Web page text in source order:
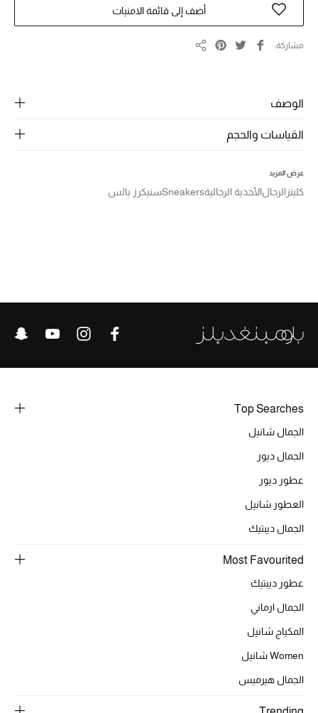
الحقائب النسائية
أحذية النسائية
الجمال
مستلزمات المنزل
النساء
خصومات
الموسم الجديد
جميع إصدارتنا النسائية
تشكيلة المناسبات للنساء
الحب للمحلي
الملابس الرياضية النسائية
أضف إلى قائمة الامنيات
مشاركة
الوصف
القياسات والحجم
عرض المزيد
كلينز الرجالالأحذية الرجاليةSneakersسنيكرز بالس
Top Searches
الجمال شانيل
الجمال ديور
عطور ديور
العطور شانيل
الجمال ديبتيك
Most Favourited
عطور ديبتيك
الجمال ارماني
المكياج شانيل
Women شانيل
الجمال هيرميس